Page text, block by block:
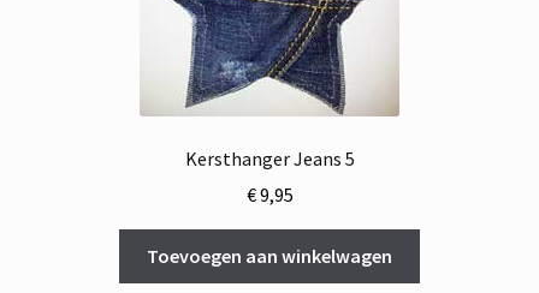
Kersthanger Jeans 5
€9,95
Toevoegen aan winkelwagen